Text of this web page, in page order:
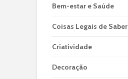
Bem-estar e Saúde
Coisas Legais de Saber
Criatividade
Decoração